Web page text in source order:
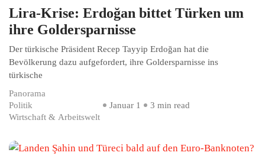
Lira-Krise: Erdoğan bittet Türken um
ihre Goldersparnisse
Der türkische Präsident Recep Tayyip Erdoğan hat die
Bevölkerung dazu aufgefordert, ihre Goldersparnisse ins
türkische
Panorama
Politik
Wirtschaft & Arbeitswelt
Januar 1 3 min read